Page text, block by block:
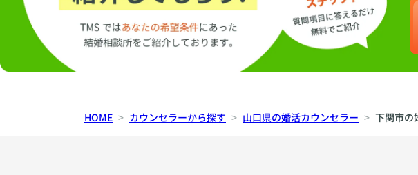
HOME カウンセラーから探す 山口県の婚活カウンセラー 下関市の